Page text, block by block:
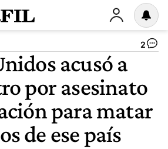
2
acusó a
por asesinato
para matar
de ese país